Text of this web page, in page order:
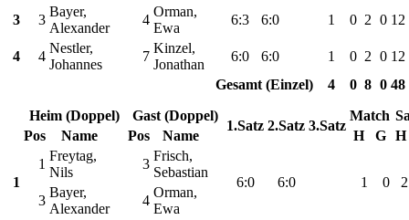
3 3
Bayer,
Alexander
4
Orman,
Ewa
6:3 6:0 1 0 2 0 12
4 4
Nestler,
Johannes
7
Kinzel,
Jonathan
6:0 6:0 1 0 2 0 12
Gesamt (Einzel)
4 0 8 0 48
Heim (Doppel)
Gast (Doppel)
1.Satz 2.Satz 3.Satz
Match
Pos
Name Pos Name H G H
1
1
Freytag,
Nils
3
Frisch,
Sebastian
6:0 6:0 1 0
2
3
Bayer,
Alexander
4
Orman,
Ewa